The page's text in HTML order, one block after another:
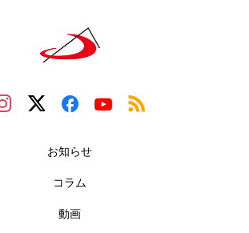
お知らせ
コラム
動画